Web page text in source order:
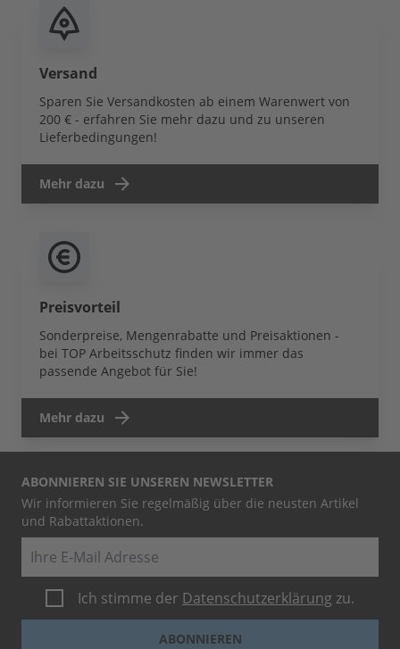
Versand
Sparen Sie Versandkosten ab einem Warenwert von
200 € - erfahren Sie mehr dazu und zu unseren
Lieferbedingungen!
Mehr dazu
Preisvorteil
Sonderpreise, Mengenrabatte und Preisaktionen -
bei TOP Arbeitsschutz finden wir immer das
passende Angebot für Sie!
Mehr dazu
ABONNIEREN SIE UNSEREN NEWSLETTER
Wir informieren Sie regelmäßig über die neusten Artikel
und Rabattaktionen.
Ich stimme der Datenschutzerklärung zu.
ABONNIEREN